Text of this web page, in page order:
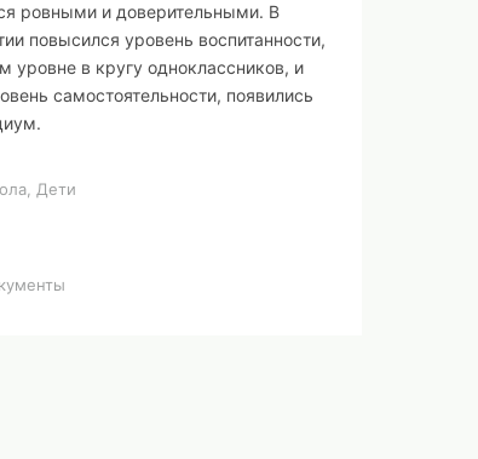
ровными и доверительными. В
повысился уровень воспитанности,
уровне в кругу одноклассников, и
самостоятельности, появились
Дети